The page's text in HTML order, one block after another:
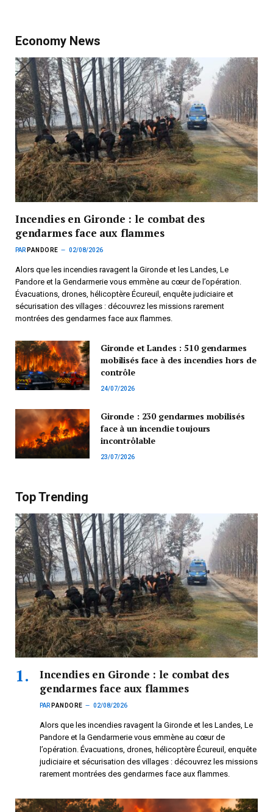
Economy News
Incendies en Gironde : le combat des
gendarmes face aux flammes
PAR PANDORE 02/08/2026
Alors que les incendies ravagent la Gironde et les Landes, Le
Pandore et la Gendarmerie vous emmène au cœur de l’opération.
Évacuations, drones, hélicoptère Écureuil, enquête judiciaire et
sécurisation des villages : découvrez les missions rarement
montrées des gendarmes face aux flammes.
Gironde et Landes : 510 gendarmes
mobilisés face à des incendies hors de
contrôle
24/07/2026
Gironde : 230 gendarmes mobilisés
face à un incendie toujours
incontrôlable
23/07/2026
Top Trending
Incendies en Gironde : le combat des
gendarmes face aux flammes
PAR PANDORE 02/08/2026
Alors que les incendies ravagent la Gironde et les Landes, Le
Pandore et la Gendarmerie vous emmène au cœur de
l’opération. Évacuations, drones, hélicoptère Écureuil, enquête
judiciaire et sécurisation des villages : découvrez les missions
rarement montrées des gendarmes face aux flammes.